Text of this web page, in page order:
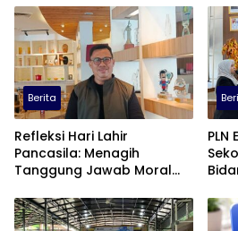
Berita
Refleksi Hari Lahir
Pancasila: Menagih
Tanggung Jawab Moral
PLN